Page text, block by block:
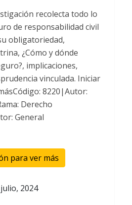
recolecta todo lo
de responsabilidad civil
obligatoriedad,
¿Cómo y dónde
implicaciones,
vinculada. Iniciar
8220|Autor:
Derecho
General
para ver más
2024